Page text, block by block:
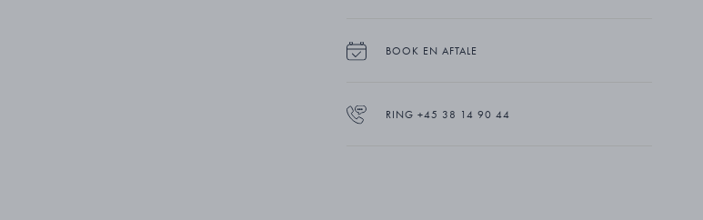
hverdagsprodukter, der er lige så nyttige, som de er
Champagneproppen er dygtigt udført i rustfrit stål med
spejlglat, poleret finish. Og den leveres i en elegant æske,
BOOK EN AFTALE
RING +45 38 14 90 44